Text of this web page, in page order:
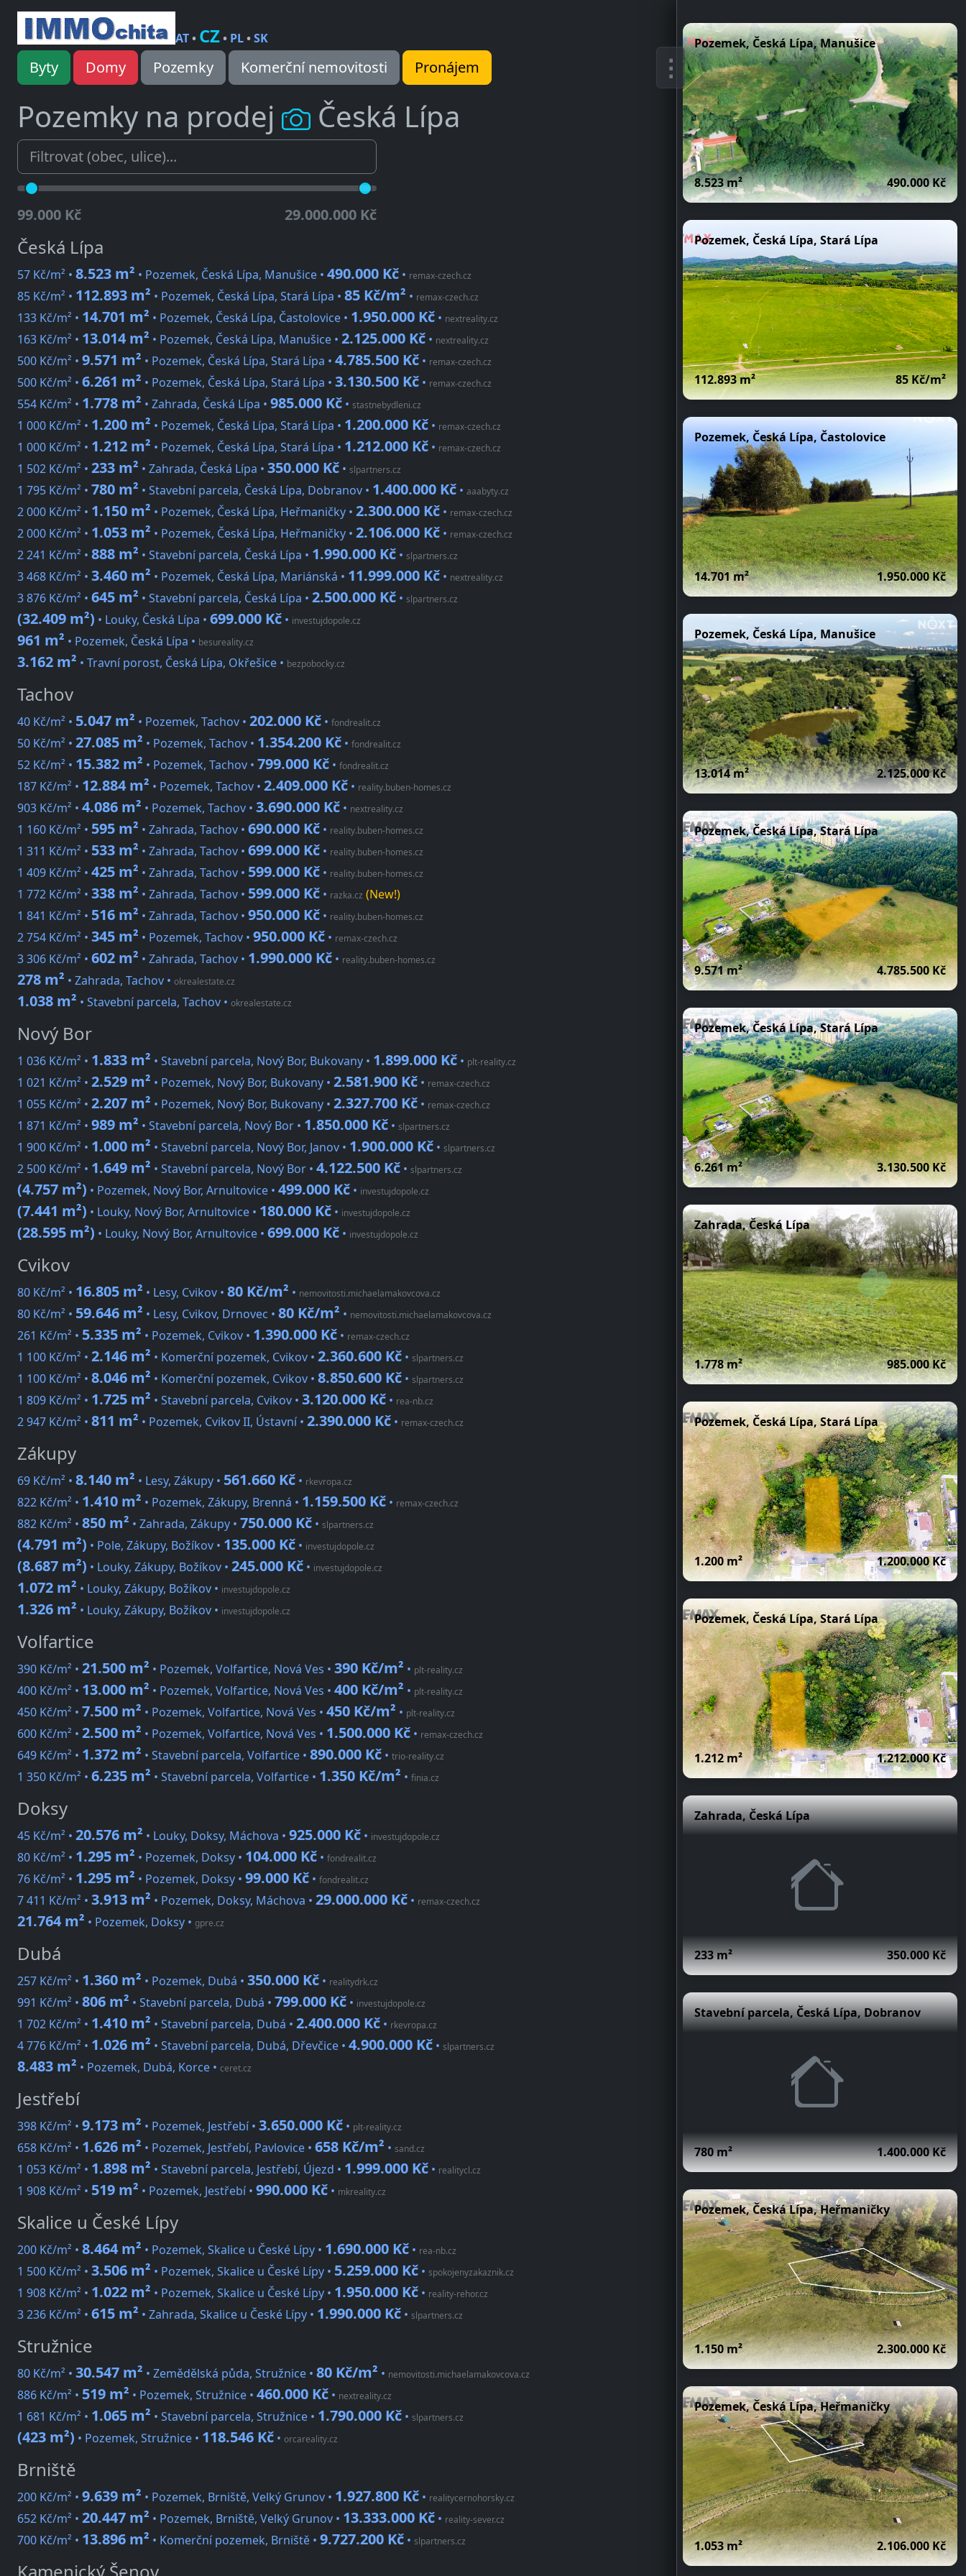
AT• CZ• PL•SK
Byty Domy Pozemky Komerční nemovitosti Pronájem
Pozemky na prodej Česká Lípa
99.000 Kč 29.000.000 Kč
Česká Lípa
57 Kč/m² • 8.523 m² • Pozemek, Česká Lípa, Manušice • 490.000 Kč • remax-czech.cz
85 Kč/m² • 112.893 m² • Pozemek, Česká Lípa, Stará Lípa • 85 Kč/m² • remax-czech.cz
133 Kč/m² • 14.701 m² • Pozemek, Česká Lípa, Častolovice • 1.950.000 Kč • nextreality.cz
163 Kč/m² • 13.014 m² • Pozemek, Česká Lípa, Manušice • 2.125.000 Kč • nextreality.cz
500 Kč/m² • 9.571 m² • Pozemek, Česká Lípa, Stará Lípa • 4.785.500 Kč • remax-czech.cz
500 Kč/m² • 6.261 m² • Pozemek, Česká Lípa, Stará Lípa • 3.130.500 Kč • remax-czech.cz
554 Kč/m² • 1.778 m² • Zahrada, Česká Lípa • 985.000 Kč • stastnebydleni.cz
1 000 Kč/m² • 1.200 m² • Pozemek, Česká Lípa, Stará Lípa • 1.200.000 Kč • remax-czech.cz
1 000 Kč/m² • 1.212 m² • Pozemek, Česká Lípa, Stará Lípa • 1.212.000 Kč • remax-czech.cz
1 502 Kč/m² • 233 m² • Zahrada, Česká Lípa • 350.000 Kč • slpartners.cz
1 795 Kč/m² • 780 m² • Stavební parcela, Česká Lípa, Dobranov • 1.400.000 Kč • aaabyty.cz
2 000 Kč/m² • 1.150 m² • Pozemek, Česká Lípa, Heřmaničky • 2.300.000 Kč • remax-czech.cz
2 000 Kč/m² • 1.053 m² • Pozemek, Česká Lípa, Heřmaničky • 2.106.000 Kč • remax-czech.cz
2 241 Kč/m² • 888 m² • Stavební parcela, Česká Lípa • 1.990.000 Kč • slpartners.cz
3 468 Kč/m² • 3.460 m² • Pozemek, Česká Lípa, Mariánská • 11.999.000 Kč • nextreality.cz
3 876 Kč/m² • 645 m² • Stavební parcela, Česká Lípa • 2.500.000 Kč • slpartners.cz
(32.409 m²) • Louky, Česká Lípa • 699.000 Kč • investujdopole.cz
961 m² • Pozemek, Česká Lípa • besureality.cz
3.162 m² • Travní porost, Česká Lípa, Okřešice • bezpobocky.cz
Tachov
40 Kč/m² • 5.047 m² • Pozemek, Tachov • 202.000 Kč • fondrealit.cz
50 Kč/m² • 27.085 m² • Pozemek, Tachov • 1.354.200 Kč • fondrealit.cz
52 Kč/m² • 15.382 m² • Pozemek, Tachov • 799.000 Kč • fondrealit.cz
187 Kč/m² • 12.884 m² • Pozemek, Tachov • 2.409.000 Kč • reality.buben-homes.cz
903 Kč/m² • 4.086 m² • Pozemek, Tachov • 3.690.000 Kč • nextreality.cz
1 160 Kč/m² • 595 m² • Zahrada, Tachov • 690.000 Kč • reality.buben-homes.cz
1 311 Kč/m² • 533 m² • Zahrada, Tachov • 699.000 Kč • reality.buben-homes.cz
1 409 Kč/m² • 425 m² • Zahrada, Tachov • 599.000 Kč • reality.buben-homes.cz
1 772 Kč/m² • 338 m² • Zahrada, Tachov • 599.000 Kč • razka.cz (New!)
1 841 Kč/m² • 516 m² • Zahrada, Tachov • 950.000 Kč • reality.buben-homes.cz
2 754 Kč/m² • 345 m² • Pozemek, Tachov • 950.000 Kč • remax-czech.cz
3 306 Kč/m² • 602 m² • Zahrada, Tachov • 1.990.000 Kč • reality.buben-homes.cz
278 m² • Zahrada, Tachov • okrealestate.cz
1.038 m² • Stavební parcela, Tachov • okrealestate.cz
Nový Bor
1 036 Kč/m² • 1.833 m² • Stavební parcela, Nový Bor, Bukovany • 1.899.000 Kč • plt-reality.cz
1 021 Kč/m² • 2.529 m² • Pozemek, Nový Bor, Bukovany • 2.581.900 Kč • remax-czech.cz
1 055 Kč/m² • 2.207 m² • Pozemek, Nový Bor, Bukovany • 2.327.700 Kč • remax-czech.cz
1 871 Kč/m² • 989 m² • Stavební parcela, Nový Bor • 1.850.000 Kč • slpartners.cz
1 900 Kč/m² • 1.000 m² • Stavební parcela, Nový Bor, Janov • 1.900.000 Kč • slpartners.cz
2 500 Kč/m² • 1.649 m² • Stavební parcela, Nový Bor • 4.122.500 Kč • slpartners.cz
(4.757 m²) • Pozemek, Nový Bor, Arnultovice • 499.000 Kč • investujdopole.cz
(7.441 m²) • Louky, Nový Bor, Arnultovice • 180.000 Kč • investujdopole.cz
(28.595 m²) • Louky, Nový Bor, Arnultovice • 699.000 Kč • investujdopole.cz
Cvikov
80 Kč/m² • 16.805 m² • Lesy, Cvikov • 80 Kč/m² • nemovitosti.michaelamakovcova.cz
80 Kč/m² • 59.646 m² • Lesy, Cvikov, Drnovec • 80 Kč/m² • nemovitosti.michaelamakovcova.cz
261 Kč/m² • 5.335 m² • Pozemek, Cvikov • 1.390.000 Kč • remax-czech.cz
1 100 Kč/m² • 2.146 m² • Komerční pozemek, Cvikov • 2.360.600 Kč • slpartners.cz
1 100 Kč/m² • 8.046 m² • Komerční pozemek, Cvikov • 8.850.600 Kč • slpartners.cz
1 809 Kč/m² • 1.725 m² • Stavební parcela, Cvikov • 3.120.000 Kč • rea-nb.cz
2 947 Kč/m² • 811 m² • Pozemek, Cvikov II, Ústavní • 2.390.000 Kč • remax-czech.cz
Zákupy
69 Kč/m² • 8.140 m² • Lesy, Zákupy • 561.660 Kč • rkevropa.cz
822 Kč/m² • 1.410 m² • Pozemek, Zákupy, Brenná • 1.159.500 Kč • remax-czech.cz
882 Kč/m² • 850 m² • Zahrada, Zákupy • 750.000 Kč • slpartners.cz
(4.791 m²) • Pole, Zákupy, Božíkov • 135.000 Kč • investujdopole.cz
(8.687 m²) • Louky, Zákupy, Božíkov • 245.000 Kč • investujdopole.cz
1.072 m² • Louky, Zákupy, Božíkov • investujdopole.cz
1.326 m² • Louky, Zákupy, Božíkov • investujdopole.cz
Volfartice
390 Kč/m² • 21.500 m² • Pozemek, Volfartice, Nová Ves • 390 Kč/m² • plt-reality.cz
400 Kč/m² • 13.000 m² • Pozemek, Volfartice, Nová Ves • 400 Kč/m² • plt-reality.cz
450 Kč/m² • 7.500 m² • Pozemek, Volfartice, Nová Ves • 450 Kč/m² • plt-reality.cz
600 Kč/m² • 2.500 m² • Pozemek, Volfartice, Nová Ves • 1.500.000 Kč • remax-czech.cz
649 Kč/m² • 1.372 m² • Stavební parcela, Volfartice • 890.000 Kč • trio-reality.cz
1 350 Kč/m² • 6.235 m² • Stavební parcela, Volfartice • 1.350 Kč/m² • finia.cz
Doksy
45 Kč/m² • 20.576 m² • Louky, Doksy, Máchova • 925.000 Kč • investujdopole.cz
80 Kč/m² • 1.295 m² • Pozemek, Doksy • 104.000 Kč • fondrealit.cz
76 Kč/m² • 1.295 m² • Pozemek, Doksy • 99.000 Kč • fondrealit.cz
7 411 Kč/m² • 3.913 m² • Pozemek, Doksy, Máchova • 29.000.000 Kč • remax-czech.cz
21.764 m² • Pozemek, Doksy • gpre.cz
Dubá
257 Kč/m² • 1.360 m² • Pozemek, Dubá • 350.000 Kč • realitydrk.cz
991 Kč/m² • 806 m² • Stavební parcela, Dubá • 799.000 Kč • investujdopole.cz
1 702 Kč/m² • 1.410 m² • Stavební parcela, Dubá • 2.400.000 Kč • rkevropa.cz
4 776 Kč/m² • 1.026 m² • Stavební parcela, Dubá, Dřevčice • 4.900.000 Kč • slpartners.cz
8.483 m² • Pozemek, Dubá, Korce • ceret.cz
Jestřebí
398 Kč/m² • 9.173 m² • Pozemek, Jestřebí • 3.650.000 Kč • plt-reality.cz
658 Kč/m² • 1.626 m² • Pozemek, Jestřebí, Pavlovice • 658 Kč/m² • sand.cz
1 053 Kč/m² • 1.898 m² • Stavební parcela, Jestřebí, Újezd • 1.999.000 Kč • realitycl.cz
1 908 Kč/m² • 519 m² • Pozemek, Jestřebí • 990.000 Kč • mkreality.cz
Skalice u České Lípy
200 Kč/m² • 8.464 m² • Pozemek, Skalice u České Lípy • 1.690.000 Kč • rea-nb.cz
1 500 Kč/m² • 3.506 m² • Pozemek, Skalice u České Lípy • 5.259.000 Kč • spokojenyzakaznik.cz
1 908 Kč/m² • 1.022 m² • Pozemek, Skalice u České Lípy • 1.950.000 Kč • reality-rehor.cz
3 236 Kč/m² • 615 m² • Zahrada, Skalice u České Lípy • 1.990.000 Kč • slpartners.cz
Stružnice
80 Kč/m² • 30.547 m² • Zemědělská půda, Stružnice • 80 Kč/m² • nemovitosti.michaelamakovcova.cz
886 Kč/m² • 519 m² • Pozemek, Stružnice • 460.000 Kč • nextreality.cz
1 681 Kč/m² • 1.065 m² • Stavební parcela, Stružnice • 1.790.000 Kč • slpartners.cz
(423 m²) • Pozemek, Stružnice • 118.546 Kč • orcareality.cz
Brniště
200 Kč/m² • 9.639 m² • Pozemek, Brniště, Velký Grunov • 1.927.800 Kč • realitycernohorsky.cz
652 Kč/m² • 20.447 m² • Pozemek, Brniště, Velký Grunov • 13.333.000 Kč • reality-sever.cz
700 Kč/m² • 13.896 m² • Komerční pozemek, Brniště • 9.727.200 Kč • slpartners.cz